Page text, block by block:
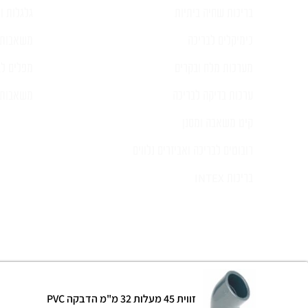
© כל הזכויות שמורות 2024 | הצהרת נגישות לוקספול שירותי זווית 45 מעלות 32 מ"מ הדבקה PVC